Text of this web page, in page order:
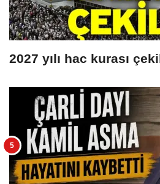
2027 yılı hac kurası